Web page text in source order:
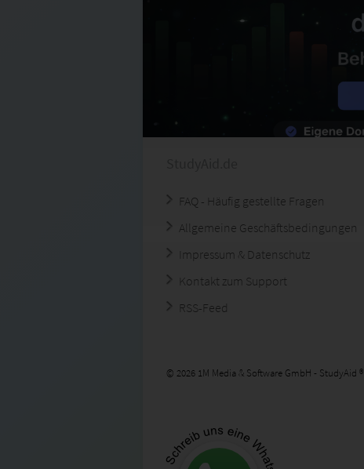
FAQ - Häufig gestellte Fragen
Allgemeine Geschäftsbedingungen
Impressum & Datenschutz
Kontakt zum Support
RSS-Feed
© 2026 1M Media & Software GmbH - StudyAid ®